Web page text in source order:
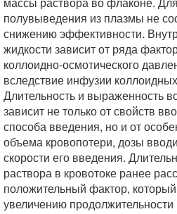
полувыведения из плазмы не
снижению эффективности.
жидкости зависит от ряда
коллоидно-осмотического
вследствие инфузии
Длительность и выраженность
зависит не только от свойств
способа введения, но и от
объема кровопотери, дозы
скорости его введения.
раствора в кровотоке ранее
положительный фактор,
увеличению продолжительности